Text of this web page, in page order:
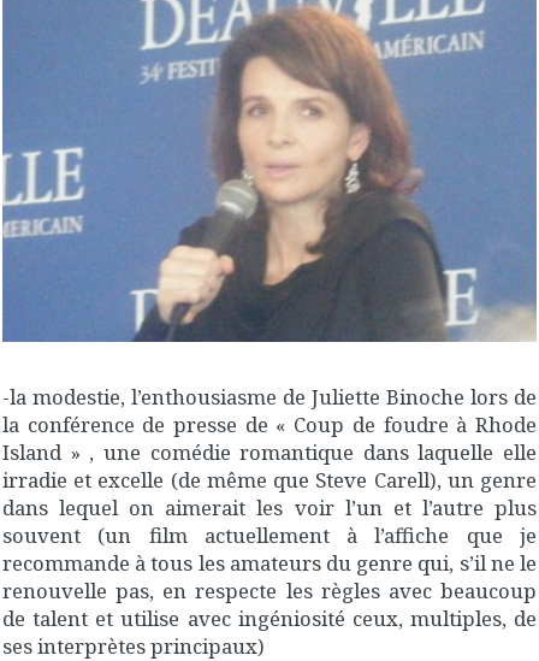
-la modestie, l’enthousiasme de Juliette Binoche lors de
la conférence de presse de « Coup de foudre à Rhode
Island » , une comédie romantique dans laquelle elle
irradie et excelle (de même que Steve Carell), un genre
dans lequel on aimerait les voir l’un et l’autre plus
souvent (un film actuellement à l’affiche que je
recommande à tous les amateurs du genre qui, s’il ne le
renouvelle pas, en respecte les règles avec beaucoup
de talent et utilise avec ingéniosité ceux, multiples, de
ses interprètes principaux)